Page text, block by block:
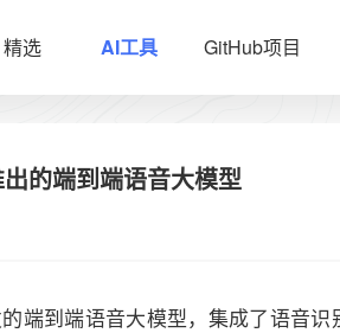
精选 AI工具 GitHub项目
的端到端语音大模型
端到端语音大模型，集成了语音